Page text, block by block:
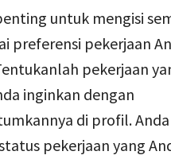
untuk mengisi
preferensi pekerjaan
pekerjaan
inginkan dengan
di profil. Anda
pekerjaan yang